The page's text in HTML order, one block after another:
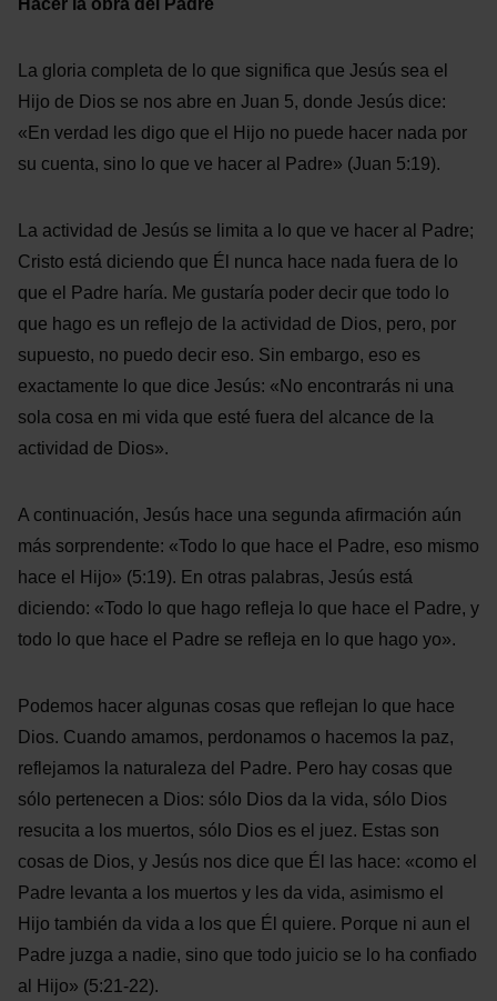
Hacer la obra del Padre
La gloria completa de lo que significa que Jesús sea el
Hijo de Dios se nos abre en Juan 5, donde Jesús dice:
«En verdad les digo que el Hijo no puede hacer nada por
su cuenta, sino lo que ve hacer al Padre» (Juan 5:19).
La actividad de Jesús se limita a lo que ve hacer al Padre;
Cristo está diciendo que Él nunca hace nada fuera de lo
que el Padre haría. Me gustaría poder decir que todo lo
que hago es un reflejo de la actividad de Dios, pero, por
supuesto, no puedo decir eso. Sin embargo, eso es
exactamente lo que dice Jesús: «No encontrarás ni una
sola cosa en mi vida que esté fuera del alcance de la
actividad de Dios».
A continuación, Jesús hace una segunda afirmación aún
más sorprendente: «Todo lo que hace el Padre, eso mismo
hace el Hijo» (5:19). En otras palabras, Jesús está
diciendo: «Todo lo que hago refleja lo que hace el Padre, y
todo lo que hace el Padre se refleja en lo que hago yo».
Podemos hacer algunas cosas que reflejan lo que hace
Dios. Cuando amamos, perdonamos o hacemos la paz,
reflejamos la naturaleza del Padre. Pero hay cosas que
sólo pertenecen a Dios: sólo Dios da la vida, sólo Dios
resucita a los muertos, sólo Dios es el juez. Estas son
cosas de Dios, y Jesús nos dice que Él las hace: «como el
Padre levanta a los muertos y les da vida, asimismo el
Hijo también da vida a los que Él quiere. Porque ni aun el
Padre juzga a nadie, sino que todo juicio se lo ha confiado
al Hijo» (5:21-22).